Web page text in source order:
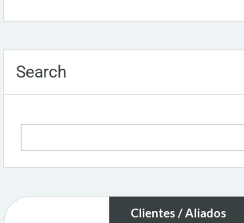
Search
Clientes / Aliados